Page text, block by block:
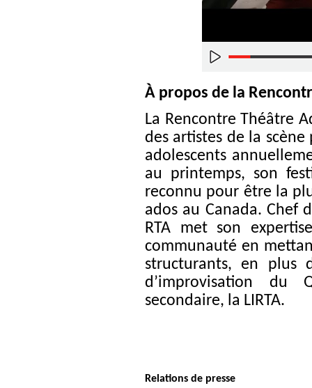
À propos de la
La Rencontre Théâtre
des artistes de la
adolescents
au printemps, son
reconnu pour être la
ados au Canada. Chef
RTA met son
communauté en
structurants, en plus
d’improvisation du
secondaire, la LIRTA.
Relations de presse